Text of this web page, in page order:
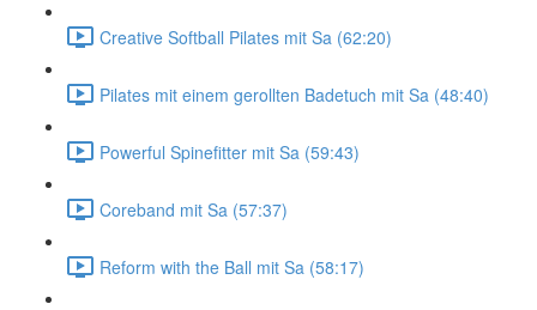
Creative Softball Pilates mit Sa (62:20)
Pilates mit einem gerollten Badetuch mit Sa (48:40)
Powerful Spinefitter mit Sa (59:43)
Coreband mit Sa (57:37)
Reform with the Ball mit Sa (58:17)